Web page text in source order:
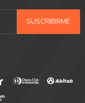
SUSCRIBIRME